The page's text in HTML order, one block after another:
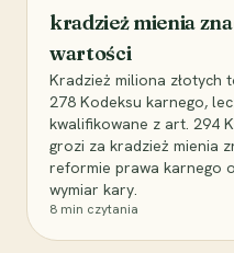
kradzież mienia
wartości
Kradzież miliona złotych
278 Kodeksu karnego,
kwalifikowane z art. 294
grozi za kradzież mienia
reformie prawa karnego
wymiar kary.
8 min czytania